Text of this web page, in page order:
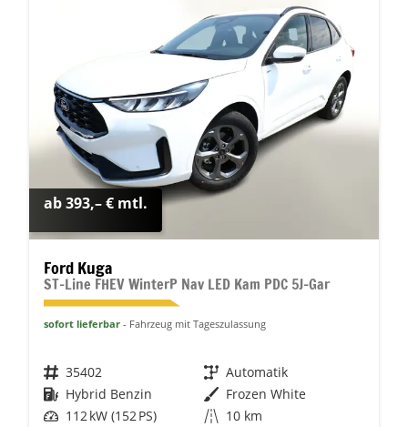
ab 393,– € mtl.
Ford Kuga
ST-Line FHEV WinterP Nav LED Kam PDC 5J-Gar
sofort lieferbar Fahrzeug mit Tageszulassung
Fahrzeugnr. 35402 Getriebe Automatik
Kraftstoff Hybrid Benzin Außenfarbe Frozen White
Leistung 112 kW (152 PS) Kilometerstand 10 km